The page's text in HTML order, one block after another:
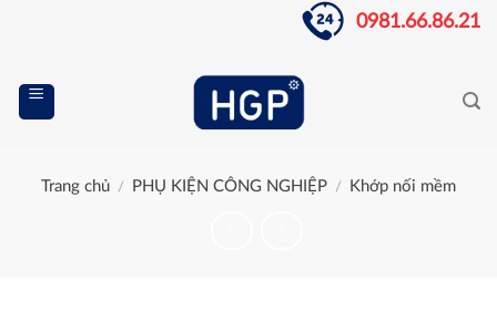
0981.66.86.21
Trang chủ / PHỤ KIỆN CÔNG NGHIỆP / Khớp nối mềm